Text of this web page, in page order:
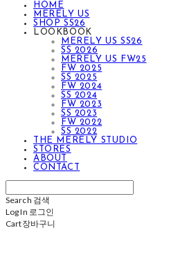
HOME
MERELY US
SHOP SS26
LOOKBOOK
MERELY US SS26
SS 2026
MERELY US FW25
FW 2025
SS 2025
FW 2024
SS 2024
FW 2023
SS 2023
FW 2022
SS 2022
THE MERELY STUDIO
STORES
ABOUT
CONTACT
Search 검색
Log In 로그인
Cart장바구니